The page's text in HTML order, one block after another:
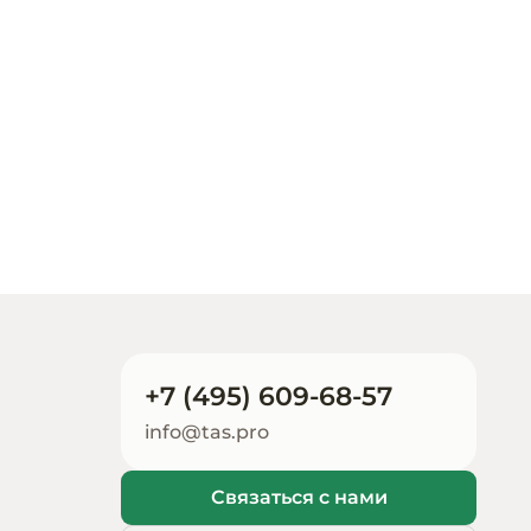
Весовое оборудование
+7 (495) 609-68-57
info@tas.pro
Связаться с нами